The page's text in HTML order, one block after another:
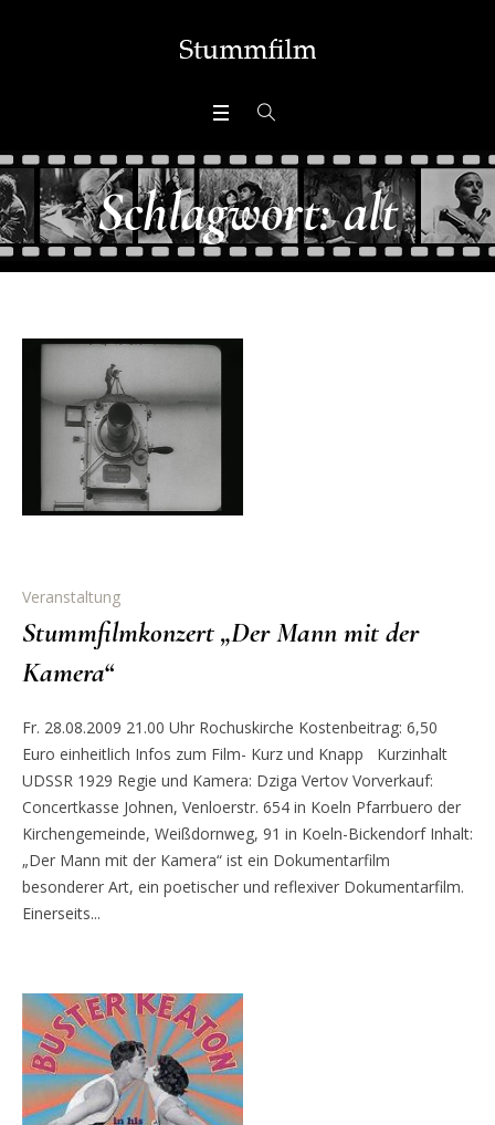
Schlagwort:alt
Veranstaltung
Stummfilmkonzert „Der Mann mit der
Kamera“
Fr. 28.08.2009 21.00 Uhr Rochuskirche Kostenbeitrag: 6,50
Euro einheitlich Infos zum Film- Kurz und Knapp Kurzinhalt
UDSSR 1929 Regie und Kamera: Dziga Vertov Vorverkauf:
Concertkasse Johnen, Venloerstr. 654 in Koeln Pfarrbuero der
Kirchengemeinde, Weißdornweg, 91 in Koeln-Bickendorf Inhalt:
„Der Mann mit der Kamera“ ist ein Dokumentarfilm
besonderer Art, ein poetischer und reflexiver Dokumentarfilm.
Einerseits...